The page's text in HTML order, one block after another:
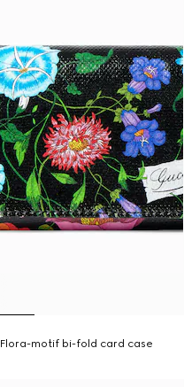
Flora-motif bi-fold card case